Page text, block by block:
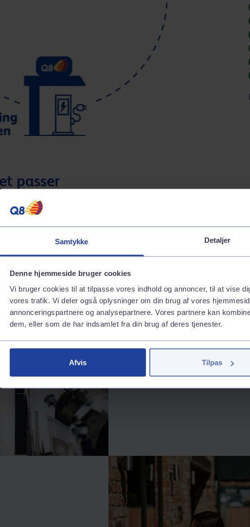
Samtykke Detaljer
Denne hjemmeside bruger cookies
Vi bruger cookies til at tilpasse vores indhold og annoncer, til at vise
vores trafik. Vi deler også oplysninger om din brug af vores
annonceringspartnere og analysepartnere. Vores partnere kan
dem, eller som de har indsamlet fra din brug af deres tjenester.
Afvis Tilpas
passer
Med Firmakort Plus EL lader du nemt, og alt forbrug samles på
På arbejdspladsen
Vi opsætter ladestandere på
samles på firmaets konto hos Q8